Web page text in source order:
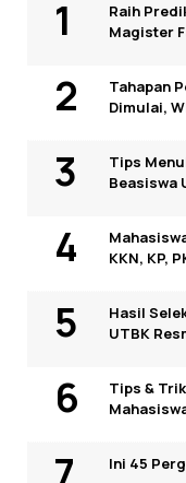
Raih
Magister
Tahapan
Dimulai,
Tips
Beasiswa
KKN, KP,
Hasil
UTBK
Tips &
Ini 45